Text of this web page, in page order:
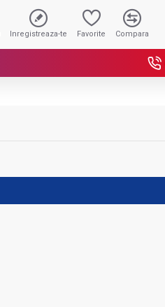
Inregistreaza-te Favorite Compara